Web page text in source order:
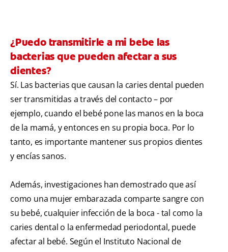
¿Puedo transmitirle a mi bebe las
bacterias que pueden afectar a sus
dientes?
Sí. Las bacterias que causan la caries dental pueden
ser transmitidas a través del contacto – por
ejemplo, cuando el bebé pone las manos en la boca
de la mamá, y entonces en su propia boca. Por lo
tanto, es importante mantener sus propios dientes
y encías sanos.
Además, investigaciones han demostrado que así
como una mujer embarazada comparte sangre con
su bebé, cualquier infección de la boca - tal como la
caries dental o la enfermedad periodontal, puede
afectar al bebé. Según el Instituto Nacional de